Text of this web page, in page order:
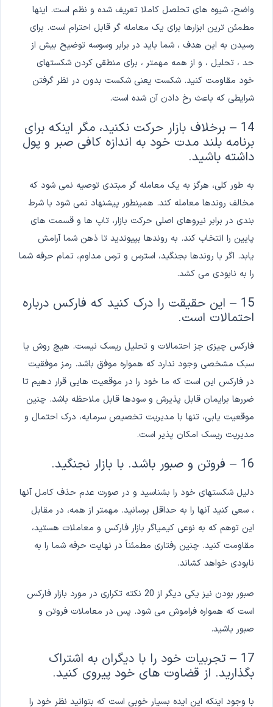
واضح، شیوه های تحلصل کاملا تعریف شده و نظم است. اینها
مطمئن ترین ابزارها برای یک معامله گر قابل احترام است. برای
رسیدن به این هدف ، شما باید در برابر وسوسه توضیح بیش از
حد ، تحلیل ، و از همه مهمتر ، برای منطقی کردن شکستهای
خود مقاومت کنید. شکست یعنی شکست بدون در نظر گرفتن
شرایطی که باعث رخ دادن آن شده است.
14 – برخلاف بازار حرکت نکنید، مگر اینکه برای
برنامه بلند مدت خود به اندازه کافی صبر و پول
داشته باشید.
به طور کلی، هرگز به یک معامله گر مبتدی توصیه نمی شود که
مخالف روندها معامله کند. همینطور پیشنهاد نمی شود با شرط
بندی در برابر نیروهای اصلی حرکت بازار، تاپ ها و قسمت های
پایین را انتخاب کند. به روندها بپیوندید تا ذهن شما آرامش
یابد. اگر با روندها بجنگید، استرس و ترس مداوم، تمام حرفه شما
را به نابودی می کشد.
15 – این حقیقت را درک کنید که فارکس درباره
احتمالات است.
فارکس چیزی جز احتمالات و تحلیل ریسک نیست. هیچ روش یا
سبک مشخصی وجود ندارد که همواره موفق باشد. رمز موفقیت
در فارکس این است که ما خود را در موقعیت هایی قرار دهیم تا
ضررها برایمان قابل پذیرش و سودها قابل ملاحظه باشد. چنین
موقعیت یابی، تنها با مدیریت تخصیص سرمایه، درک احتمال و
مدیریت ریسک امکان پذیر است.
16 – فروتن و صبور باشد. با بازار نجنگید.
دلیل شکستهای خود را بشناسید و در صورت عدم حذف کامل آنها
، سعی کنید آنها را به حداقل برسانید. مهمتر از همه، در مقابل
این توهم که به نوعی کیمیاگر بازار فارکس و معاملات هستید،
مقاومت کنید. چنین رفتاری مطمئناً در نهایت حرفه شما را به
نابودی خواهد کشاند.
صبور بودن نیز یکی دیگر از 20 نکته تکراری در مورد بازار فارکس
است که همواره فراموش می شود. پس در معاملات فروتن و
صبور باشید.
17 – تجربیات خود را با دیگران به اشتراک
بگذارید. از قضاوت های خود پیروی کنید.
با وجود اینکه این ایده بسیار خوبی است که بتوانید نظر خود را